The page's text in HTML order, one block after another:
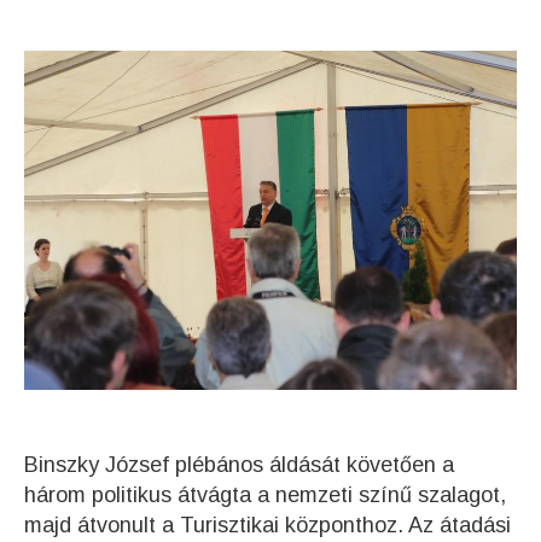
Binszky József plébános áldását követően a
három politikus átvágta a nemzeti színű szalagot,
majd átvonult a Turisztikai központhoz. Az átadási